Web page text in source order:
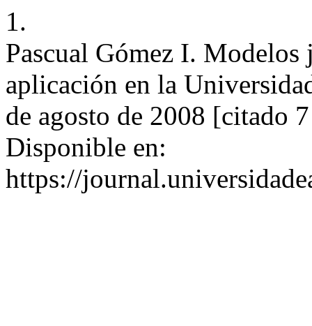
1.
Pascual Gómez I. Modelos
aplicación en la
de agosto de 2008 [citado
Disponible en:
https://